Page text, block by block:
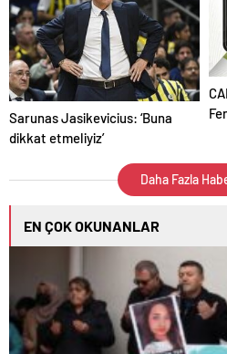
Sarunas Jasikevicius: ‘Buna
dikkat etmeliyiz’
Daha Fazla
EN ÇOK OKUNANLAR